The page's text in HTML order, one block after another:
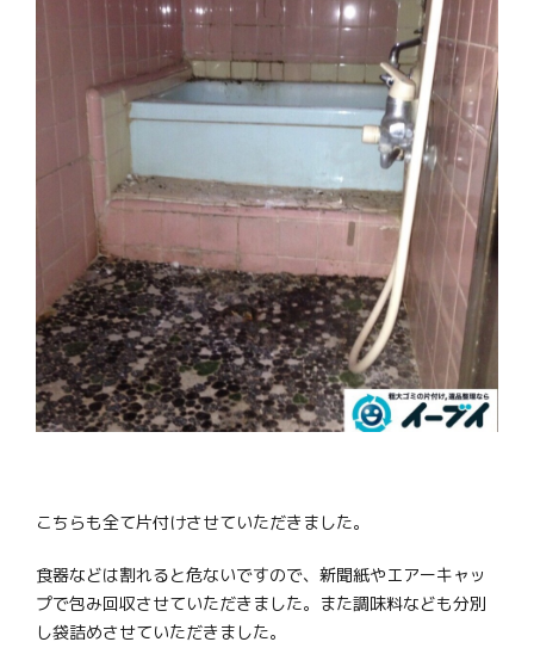
こちらも全て片付けさせていただきました。
食器などは割れると危ないですので、新聞紙やエアーキャッ
プで包み回収させていただきました。また調味料なども分別
し袋詰めさせていただきました。